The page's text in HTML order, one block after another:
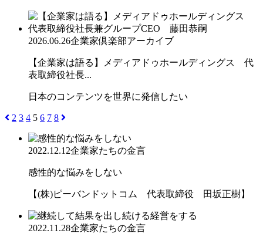
2026.06.26企業家倶楽部アーカイブ
【企業家は語る】メディアドゥホールディングス 代
表取締役社長...
日本のコンテンツを世界に発信したい
2 3 4 5 6 7 8
2022.12.12企業家たちの金言
感性的な悩みをしない
【(株)ピーバンドットコム 代表取締役 田坂正樹】
2022.11.28企業家たちの金言